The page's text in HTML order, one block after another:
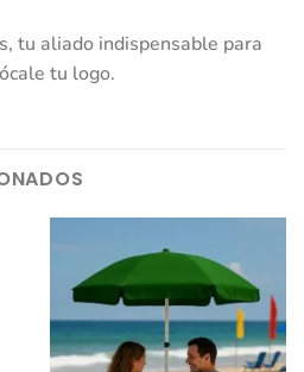
tu aliado indispensable para
tu logo.